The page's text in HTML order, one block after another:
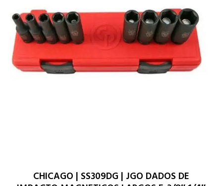
CHICAGO | SS309DG | JGO DADOS DE